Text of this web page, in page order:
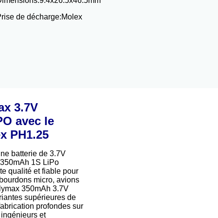
de décharge:Molex
3.7V
avec le
PH1.25
batterie de 3.7V
1S LiPo
qualité et fiable pour
micro, avions
350mAh 3.7V
supérieures de
profondes sur
et